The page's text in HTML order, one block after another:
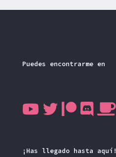
Puedes encontrarme en
¡Has llegado hasta aquí!